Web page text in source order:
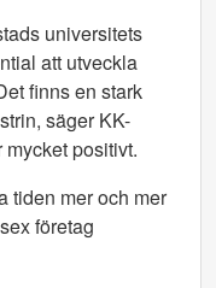
universitets
att utveckla
finns en stark
säger KK-
positivt.
tiden mer och mer
företag